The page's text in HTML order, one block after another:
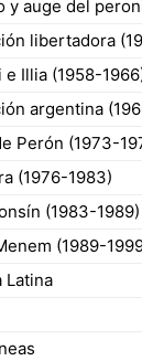
y auge del
libertadora
e Illia (1958-
argentina
Perón (1973-
(1976-1983)
(1983-1989)
(1989-
Latina